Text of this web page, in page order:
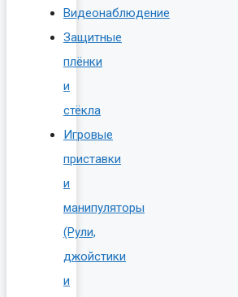
Видеонаблюдение
Защитные
плёнки
и
стёкла
Игровые
приставки
и
манипуляторы
(Рули,
джойстики
и